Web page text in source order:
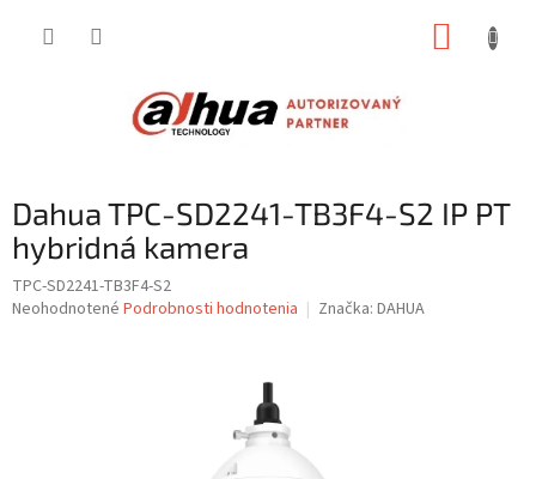
Dahua TPC-SD2241-TB3F4-S2 IP PT
hybridná kamera
TPC-SD2241-TB3F4-S2
Priemerné
Neohodnotené Podrobnosti hodnotenia Značka: DAHUA